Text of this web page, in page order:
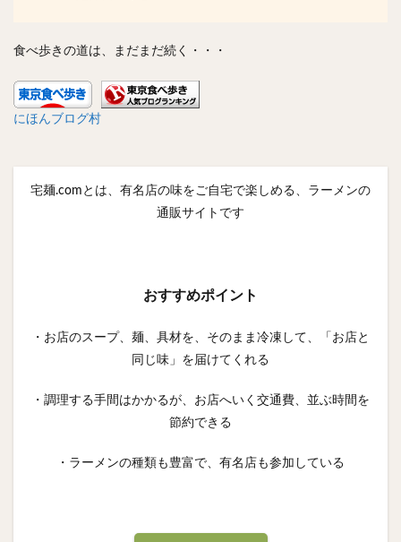
食べ歩きの道は、まだまだ続く・・・
にほんブログ村
宅麺.comとは、有名店の味をご自宅で楽しめる、ラーメンの
通販サイトです
おすすめポイント
・お店のスープ、麺、具材を、そのまま冷凍して、「お店と
同じ味」を届けてくれる
・調理する手間はかかるが、お店へいく交通費、並ぶ時間を
節約できる
・ラーメンの種類も豊富で、有名店も参加している